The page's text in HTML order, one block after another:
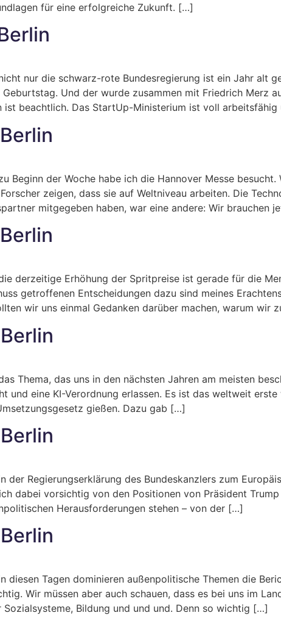
für eine erfolgreiche Zukunft. […]
nur die schwarz-rote Bundesregierung ist ein Jahr alt
Und der wurde zusammen mit Friedrich Merz
ist beachtlich. Das StartUp-Ministerium ist voll
Beginn der Woche habe ich die Hannover Messe
zeigen, dass sie auf Weltniveau arbeiten. Die
mitgegeben haben, war eine andere: Wir brauchen
derzeitige Erhöhung der Spritpreise ist gerade für die
getroffenen Entscheidungen dazu sind meines
wir uns einmal Gedanken darüber machen, warum
Thema, das uns in den nächsten Jahren am meisten
und eine KI-Verordnung erlassen. Es ist das weltweit
gießen. Dazu gab […]
der Regierungserklärung des Bundeskanzlers zum
dabei vorsichtig von den Positionen von Präsident
Herausforderungen stehen – von der […]
diesen Tagen dominieren außenpolitische Themen die
Wir müssen aber auch schauen, dass es bei uns im
Bildung und und und. Denn so wichtig […]